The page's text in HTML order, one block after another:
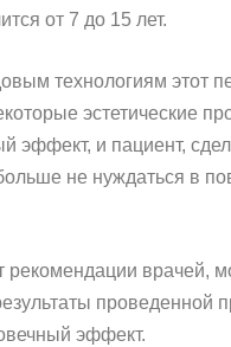
от 7 до 15 лет.
технологиям этот
эстетические
эффект, и пациент,
не нуждаться в
рекомендации врачей,
проведенной
эффект.